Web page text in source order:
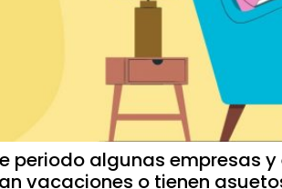
periodo algunas empresas
vacaciones o tienen